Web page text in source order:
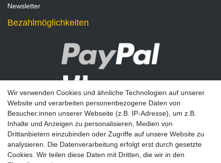
Newsletter
Bezahlmöglichkeiten
Newsletter
Wir verwenden Cookies und ähnliche Technologien auf unserer
Website und verarbeiten personenbezogene Daten von
Besucher:innen unserer Webseite (z.B. IP-Adresse), um z.B.
Inhalte und Anzeigen zu personalisieren, Medien von
Drittanbietern einzubinden oder Zugriffe auf unsere Website zu
analysieren. Die Datenverarbeitung erfolgt erst durch gesetzte
Cookies. Wir teilen diese Daten mit Dritten, die wir in den